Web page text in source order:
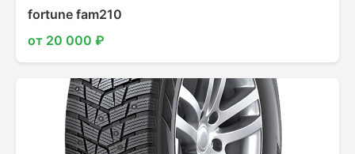
fortune fam210
от 20 000 ₽